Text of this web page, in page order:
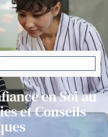
en Soi au
et Conseils